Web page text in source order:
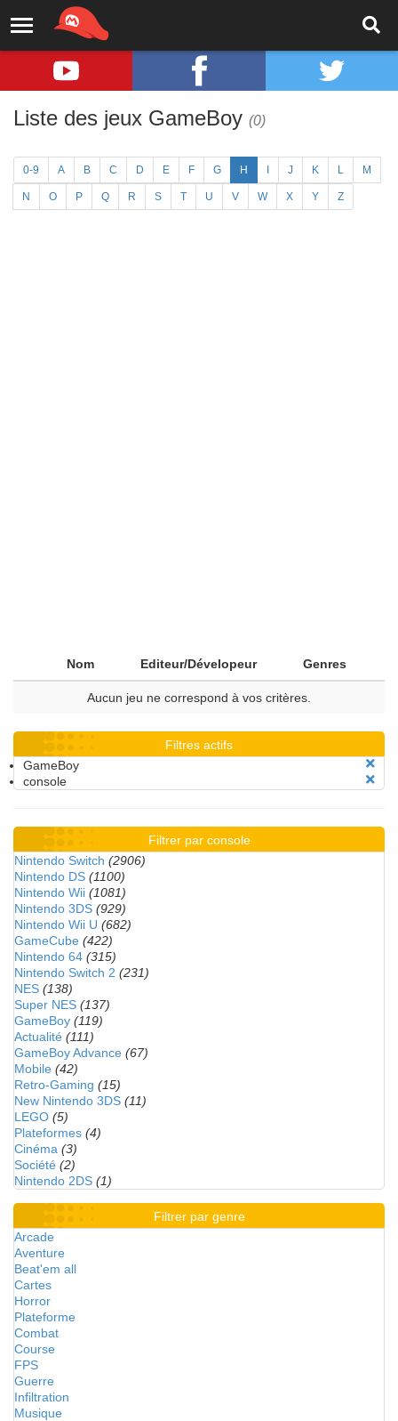
Liste des jeux GameBoy (0)
0-9 A B C D E F G H J K L M
N O P Q R S T U V W X Y Z
Nom Editeur/Dévelopeur Genres
Aucun jeu ne correspond à vos critères.
Filtres actifs
GameBoy
console
Filtrer par console
Nintendo Switch (2906)
Nintendo DS (1100)
Nintendo Wii (1081)
Nintendo 3DS (929)
Nintendo Wii U (682)
GameCube (422)
Nintendo 64 (315)
Nintendo Switch 2 (231)
NES (138)
Super NES (137)
GameBoy (119)
Actualité (111)
GameBoy Advance (67)
Mobile (42)
Retro-Gaming (15)
New Nintendo 3DS (11)
LEGO (5)
Plateformes (4)
Cinéma (3)
Société (2)
Nintendo 2DS (1)
Filtrer par genre
Arcade
Aventure
Beat'em all
Cartes
Horror
Plateforme
Combat
Course
FPS
Guerre
Infiltration
Musique